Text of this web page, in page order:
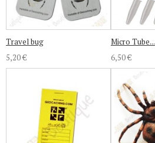
Travel bug
5,20 €
Micro Tube...
6,50 €